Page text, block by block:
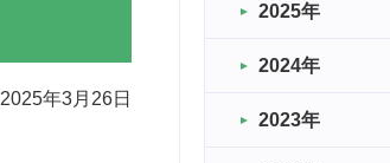
2025年3月26日
2025年
2024年
2023年